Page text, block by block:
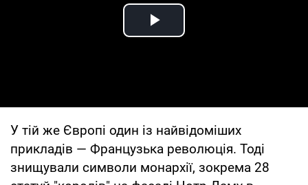
Play Video
У тій же Європі один із найвідоміших
прикладів — Французька революція. Тоді
знищували символи монархії, зокрема 28